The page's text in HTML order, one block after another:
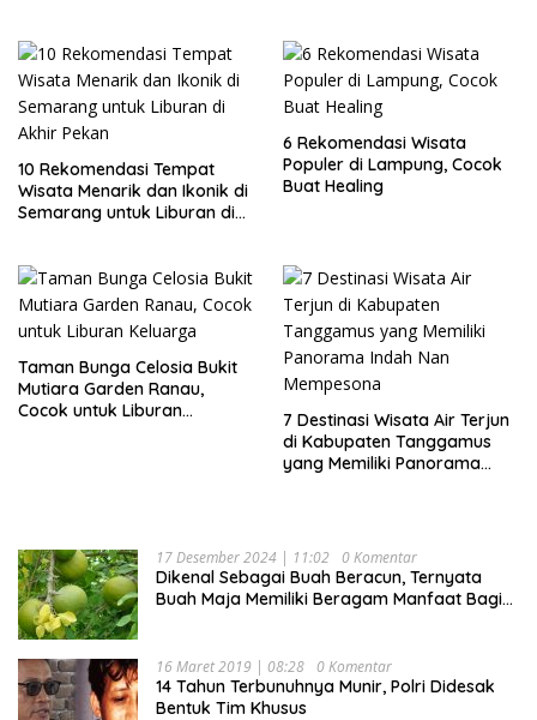
10 Rekomendasi Tempat
Wisata Menarik dan Ikonik di
Semarang untuk Liburan di
6 Rekomendasi Wisata
Populer di Lampung, Cocok
Buat Healing
Taman Bunga Celosia Bukit
Mutiara Garden Ranau,
Cocok untuk Liburan
7 Destinasi Wisata Air Terjun
di Kabupaten Tanggamus
yang Memiliki Panorama
17 Desember 2024 | 11:02 0 Komentar
Dikenal Sebagai Buah Beracun, Ternyata
Buah Maja Memiliki Beragam Manfaat Bagi
16 Maret 2019 | 08:28 0 Komentar
14 Tahun Terbunuhnya Munir, Polri Didesak
Bentuk Tim Khusus